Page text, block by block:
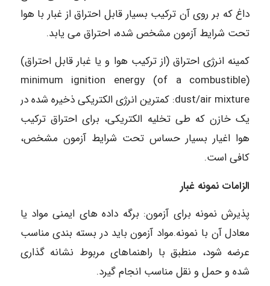
داغ که بر روی آن ترکیب بسیار قابل احتراق از غبار با هوا
تحت شرایط آزمون مشخص شده، احتراق می یابد.
کمینه انرژی احتراق (از ترکیب هوا و یا غبار قابل احتراق)
(minimum ignition energy (of a combustible
dust/air mixture: کمترین انرژی الکتریکی ذخیره شده در
یک خازن که طی تخلیه الکتریکی، برای احتراق ترکیب
هوا اغیار بسیار حساس تحت شرایط آزمون مشخص،
کافی است.
الزامات نمونه غبار
پذیرش نمونه برای آزمون: برگه داده های ایمنی مواد یا
معادل آن با نمونه.مواد آزمون باید در بسته بندی مناسب
عرضه شود، منطبق با راهنماهای مربوط نشانه گذاری
شده و حمل و نقل مناسب انجام گیرد.